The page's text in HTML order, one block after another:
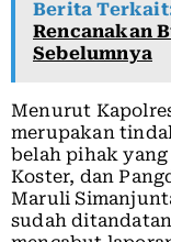
Berita
Rencanakan
Sebelumnya
Menurut
merupakan
belah pihak
Koster, dan
Maruli
sudah